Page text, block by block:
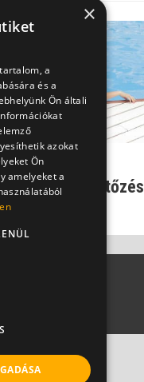
ez az 5
strandfertőzés
×
a
és a
Ön általi
azokat
Ön
amelyeket a